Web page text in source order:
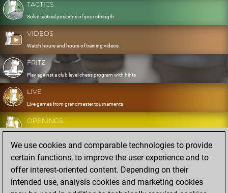
TACTICS
Solve tactical positions of your strength
VIDEOS
Watch hours and hours of training videos
FRITZ
Play against a club level chess program with hints
LIVE
Live games from grandmaster tournaments
OPENINGS
Develop and exercise your openings
DATABASE
Eight million strong games
MYGAMES
Store and analyse your own games in the cloud
We use cookies and comparable technologies to provide
certain functions, to improve the user experience and to
offer interest-oriented content. Depending on their
intended use, analysis cookies and marketing cookies